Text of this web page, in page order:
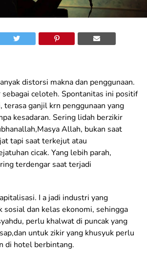
distorsi makna dan penggunaan.
celoteh. Spontanitas ini positif
terasa ganjil krn penggunaan yang
kesadaran. Sering lidah berzikir
Allah, bukan saat
tapi saat terkejut atau
cicak. Yang lebih parah,
terdengar saat terjadi
I a jadi industri yang
sosial dan kelas ekonomi, sehingga
perlu khalwat di puncak yang
untuk zikir yang khusyuk perlu
di hotel berbintang.